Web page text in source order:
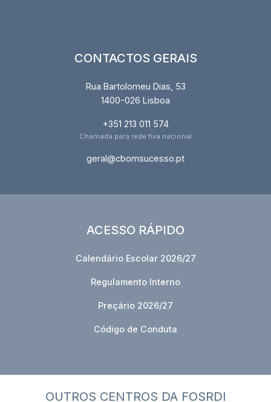
CONTACTOS GERAIS
Rua Bartolomeu Dias, 53
1400-026 Lisboa
+351 213 011 574
Chamada para rede fixa nacional
geral@cbomsucesso.pt
ACESSO RÁPIDO
Calendário Escolar 2026/27
Regulamento Interno
Preçário 2026/27
Código de Conduta
OUTROS CENTROS DA FOSRDI